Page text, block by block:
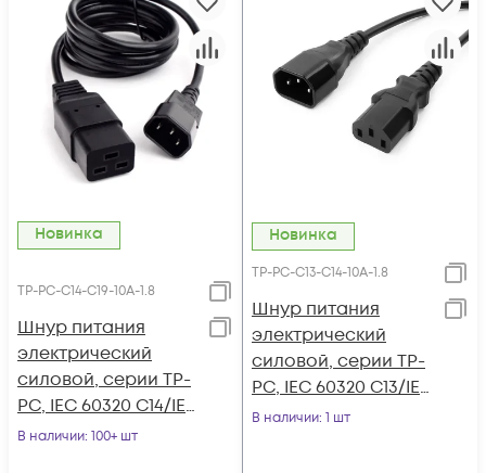
Новинка
TP-PC-C14-С19-10A-1.8
Шнур питания
электрический
силовой, серии TP-
PC, IEC 60320 C14/IEC
60320 С19 прямой,
В наличии: 100+ шт
Новинка
TP-PC-С13-С14-10A-1.8
Шнур питания
электрический
силовой, серии TP-
PC, IEC 60320 С13/IEC
60320 С14 прямой,
В наличии: 1 шт